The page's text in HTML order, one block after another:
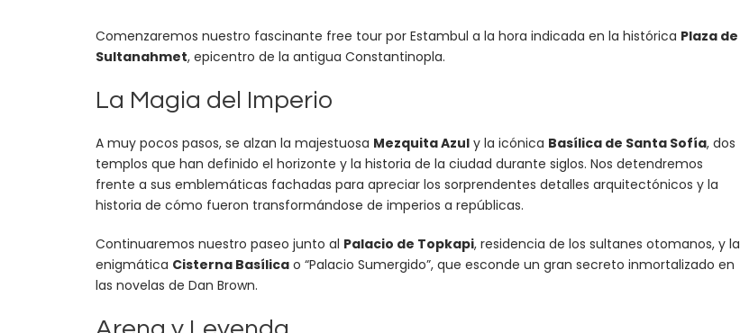
Comenzaremos nuestro fascinante free tour por Estambul a la hora indicada en la histórica Plaza de
Sultanahmet, epicentro de la antigua Constantinopla.
La Magia del Imperio
A muy pocos pasos, se alzan la majestuosa Mezquita Azul y la icónica Basílica de Santa Sofía, dos
templos que han definido el horizonte y la historia de la ciudad durante siglos. Nos detendremos
frente a sus emblemáticas fachadas para apreciar los sorprendentes detalles arquitectónicos y la
historia de cómo fueron transformándose de imperios a repúblicas.
Continuaremos nuestro paseo junto al Palacio de Topkapi, residencia de los sultanes otomanos, y la
enigmática Cisterna Basílica o “Palacio Sumergido”, que esconde un gran secreto inmortalizado en
las novelas de Dan Brown.